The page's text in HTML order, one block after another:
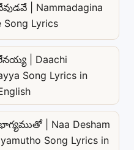
| Nammadagina
Song Lyrics
| Daachi
Song Lyrics in
| Naa Desham
Song Lyrics in